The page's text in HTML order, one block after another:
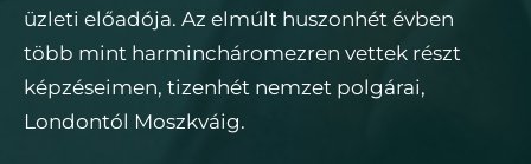
üzleti előadója. Az elmúlt huszonhét évben
több mint harmincháromezren vettek részt
képzéseimen, tizenhét nemzet polgárai,
Londontól Moszkváig.